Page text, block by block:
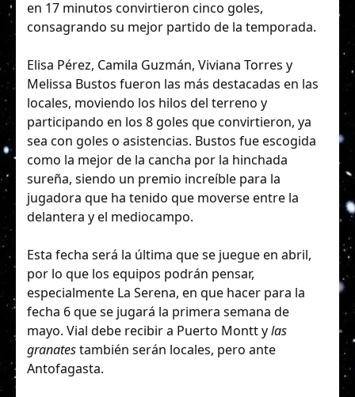
en 17 minutos convirtieron cinco goles,
consagrando su mejor partido de la temporada.
Elisa Pérez, Camila Guzmán, Viviana Torres y
Melissa Bustos fueron las más destacadas en las
locales, moviendo los hilos del terreno y
participando en los 8 goles que convirtieron, ya
sea con goles o asistencias. Bustos fue escogida
como la mejor de la cancha por la hinchada
sureña, siendo un premio increíble para la
jugadora que ha tenido que moverse entre la
delantera y el mediocampo.
Esta fecha será la última que se juegue en abril,
por lo que los equipos podrán pensar,
especialmente La Serena, en que hacer para la
fecha 6 que se jugará la primera semana de
mayo. Vial debe recibir a Puerto Montt ylas
granatestambién serán locales, pero ante
Antofagasta.